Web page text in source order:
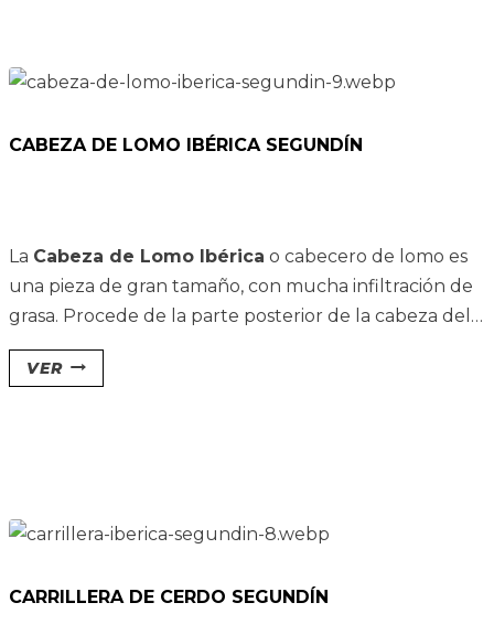
CABEZA DE LOMO IBÉRICA SEGUNDÍN
La Cabeza de Lomo Ibérica o cabecero de lomo es
una pieza de gran tamaño, con mucha infiltración de
grasa. Procede de la parte posterior de la cabeza del
cerdo, anterior al lomo.
VER
CARRILLERA DE CERDO SEGUNDÍN